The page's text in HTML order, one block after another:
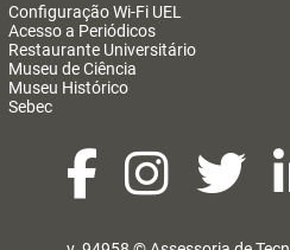
Configuração Wi-Fi UEL
Acesso a Periódicos
Restaurante Universitário
Museu de Ciência
Museu Histórico
Sebec